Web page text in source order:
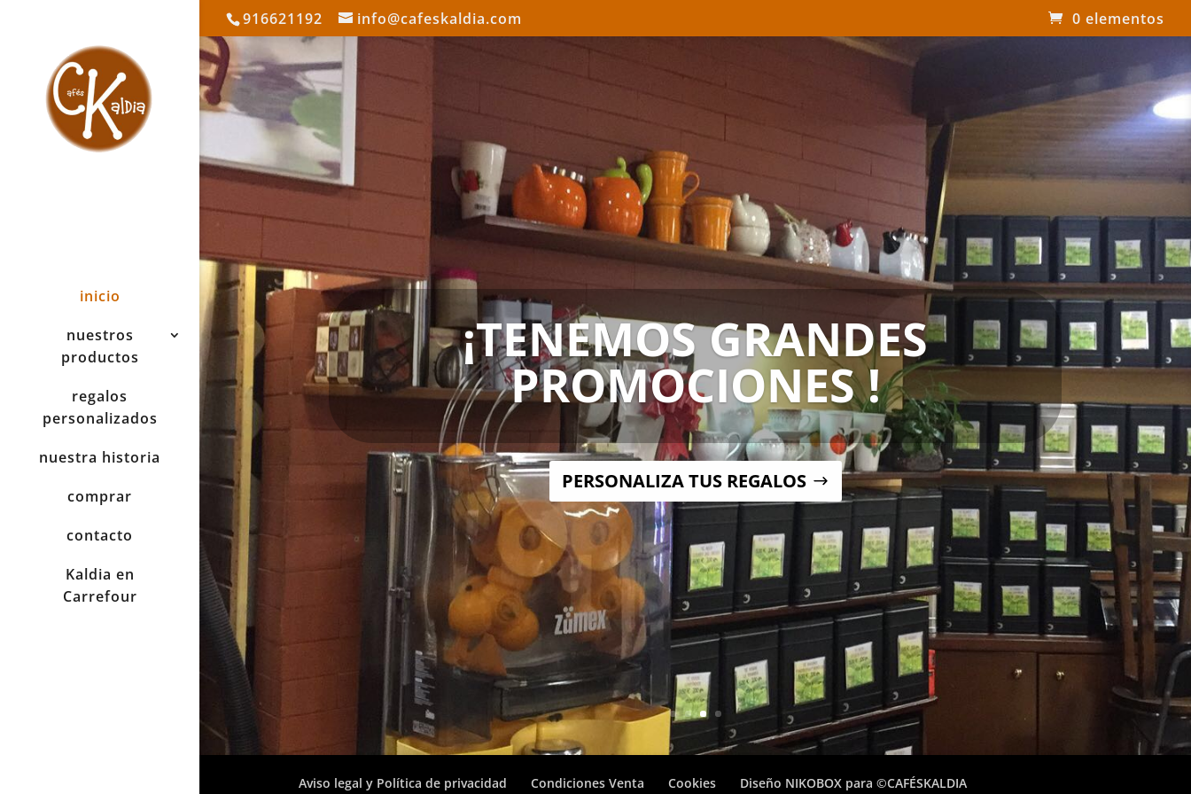
916621192 info@cafeskaldia.com 0 elementos
inicio
nuestros
productos
regalos
personalizados
nuestra historia
comprar
contacto
Kaldia en
Carrefour
¡TENEMOS GRANDES
PROMOCIONES !
PERSONALIZA TUS REGALOS
Aviso legal y Política de privacidad Condiciones Venta Cookies Diseño NIKOBOX para ©CAFÉSKALDIA